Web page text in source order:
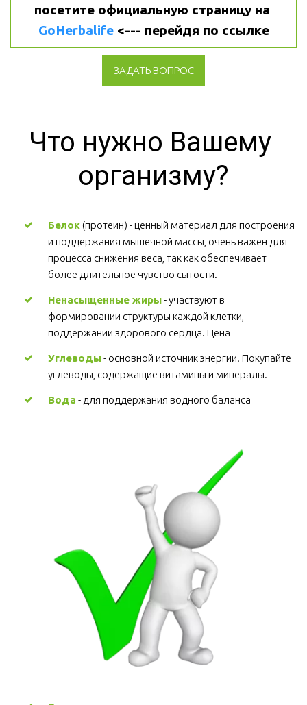
GoHerbalife <--- перейдя по ссылке
ЗАДАТЬ ВОПРОС
Что нужно Вашему
организму?
Белок (протеин) - ценный материал для построения
и поддержания мышечной массы, очень важен для
процесса снижения веса, так как обеспечивает
более длительное чувство сытости.
Ненасыщенные жиры - участвуют в
формировании структуры каждой клетки,
поддержании здорового сердца. Цена
Углеводы - основной источник энергии. Покупайте
углеводы, содержащие витамины и минералы.
Вода - для поддержания водного баланса